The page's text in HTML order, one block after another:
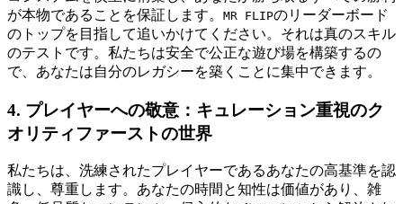
が本物であることを保証します。 MR FLIPのリーダーボード
のトップを目指して追いかけてください。それは真のスキル
のテストです。私たちは安全で公正な遊び場を構築するの
で、あなたは自分のレガシーを築くことに集中できます。
4. プレイヤーへの敬意：キュレーション重視のク
オリティファーストの世界
私たちは、洗練されたプレイヤーであるあなたの高基準を認
識し、尊重します。あなたの時間と知性は価値があり、雑